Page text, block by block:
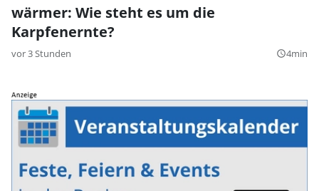
wärmer: Wie steht es um die
Karpfenernte?
vor 3 Stunden query_builder4min